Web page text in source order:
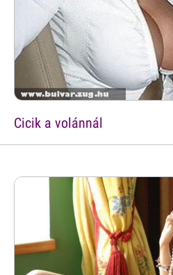
Cicik a volánnál